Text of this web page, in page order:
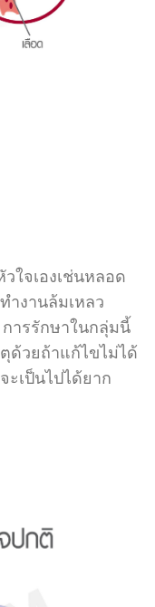
จเองเช่นหลอด
ำงานล้มเหลว
ารรักษาในกลุ่มนี้
ด้วยถ้าแก้ไขไม่ได้
ะเป็นไปได้ยาก